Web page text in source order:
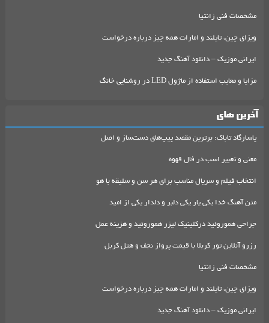
مشخصات فنی زانتیا
ویزای چین، تایلند و امارات همه چیز درباره درخواست
ایرانی موزیک – دانلود آهنگ جدید
مزایا و معایب استفاده از ماژول LED در روشنایی خانگ
آخرین های
پاسارگاد تاباک: برترین مقصد پیپ‌های دست‌ساز و اصل
معنی و تعبیر اسب در فال قهوه
انتخاب فیلم و سریال مناسب برای هر سن و سلیقه با هو
متن آهنگ خدا یکی یار یکی دلبر و دلدار یکی از امید
جراحی هموروئید درکلینیک لیزر هموروئید و هزینه عمل
رزرو آنلاین تور کربلا با قیمت پرواز نجف و هتل کربل
مشخصات فنی زانتیا
ویزای چین، تایلند و امارات همه چیز درباره درخواست
ایرانی موزیک – دانلود آهنگ جدید